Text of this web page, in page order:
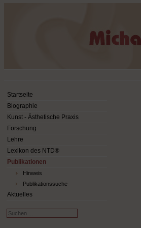
Startseite
Biographie
Kunst - Ästhetische Praxis
Forschung
Lehre
Lexikon des NTD®
Publikationen
Hinweis
Publikationssuche
Aktuelles
Suchen
...